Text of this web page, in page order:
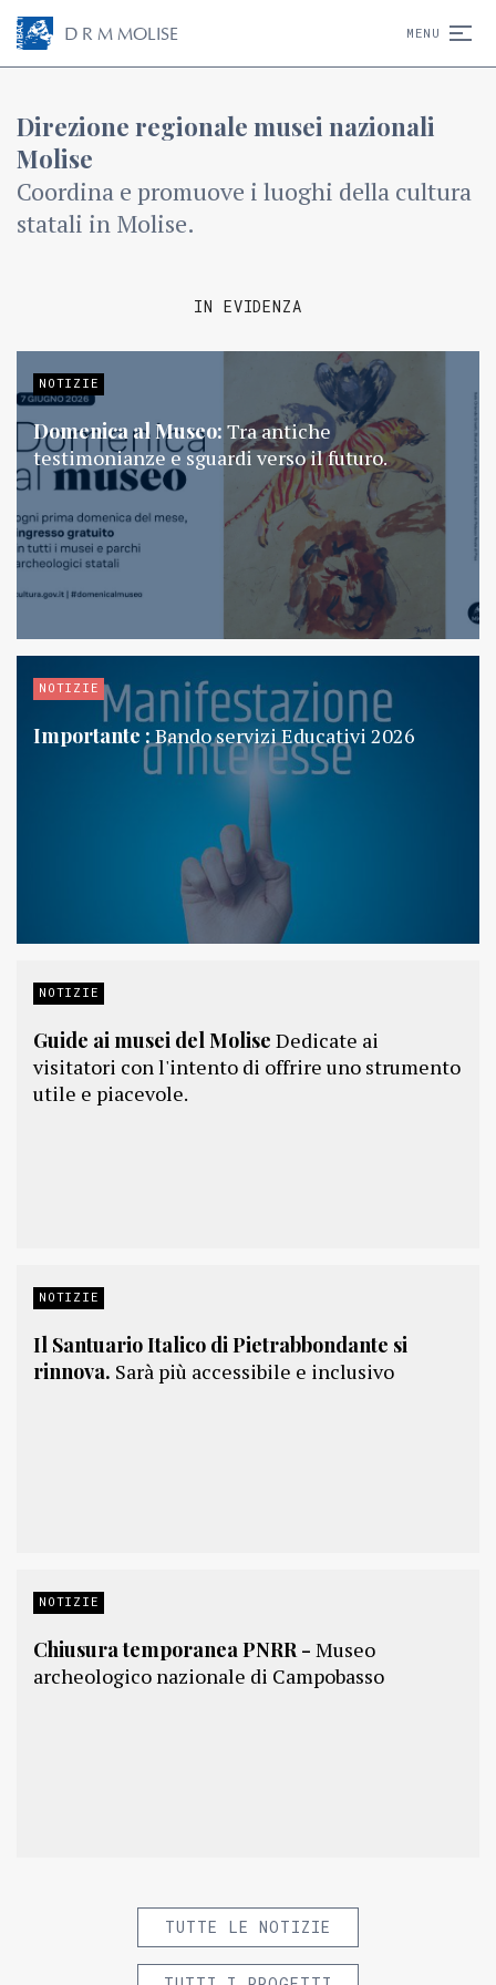
D R M MOLISE MENU
Direzione regionale musei nazionali
Molise
Coordina e promuove i luoghi della cultura
statali in Molise.
IN EVIDENZA
NOTIZIE
Domenica al Museo: Tra antiche
testimonianze e sguardi verso il futuro.
NOTIZIE
Importante :Bando servizi Educativi 2026
NOTIZIE
Guide ai musei del Molise Dedicate ai
visitatori con l'intento di offrire uno strumento
utile e piacevole.
NOTIZIE
Il Santuario Italico di Pietrabbondante si
rinnova. Sarà più accessibile e inclusivo
NOTIZIE
Chiusura temporanea PNRR - Museo
archeologico nazionale di Campobasso
TUTTE LE NOTIZIE